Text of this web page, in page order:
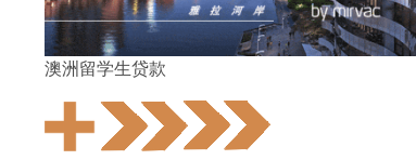
澳洲留学生贷款